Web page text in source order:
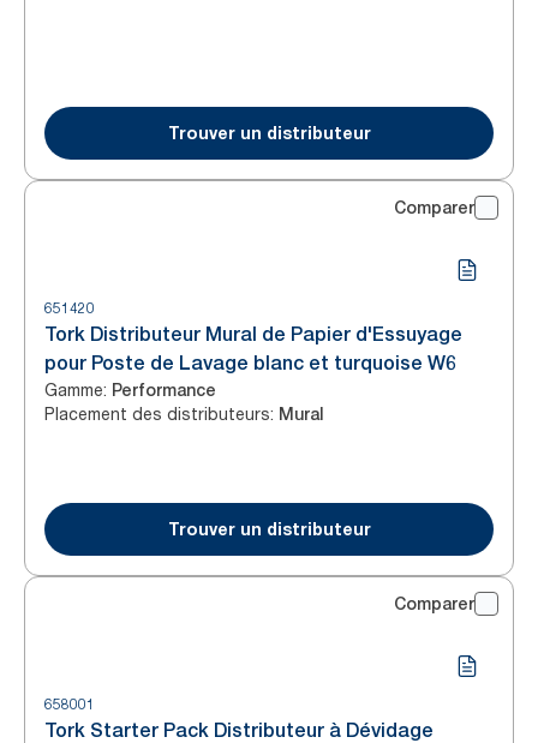
Trouver un distributeur
Comparer
651420
Tork Distributeur Mural de Papier d'Essuyage
pour Poste de Lavage blanc et turquoise W6
Gamme: Performance
Placement des distributeurs: Mural
Trouver un distributeur
Comparer
658001
Tork Starter Pack Distributeur à Dévidage